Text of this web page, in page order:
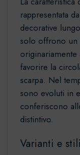
rappresentata
decorative
solo offrono un
favorire la
scarpa. Nel
sono evoluti in
conferiscono
distintivo.
Varianti e stili